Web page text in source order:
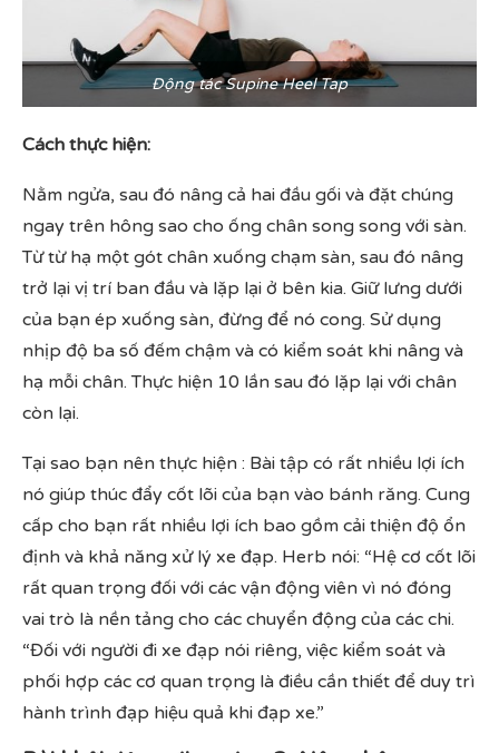
Động tác Supine Heel Tap
Cách thực hiện:
Nằm ngửa, sau đó nâng cả hai đầu gối và đặt chúng
ngay trên hông sao cho ống chân song song với sàn.
Từ từ hạ một gót chân xuống chạm sàn, sau đó nâng
trở lại vị trí ban đầu và lặp lại ở bên kia. Giữ lưng dưới
của bạn ép xuống sàn, đừng để nó cong. Sử dụng
nhịp độ ba số đếm chậm và có kiểm soát khi nâng và
hạ mỗi chân. Thực hiện 10 lần sau đó lặp lại với chân
còn lại.
Tại sao bạn nên thực hiện : Bài tập có rất nhiều lợi ích
nó giúp thúc đẩy cốt lõi của bạn vào bánh răng. Cung
cấp cho bạn rất nhiều lợi ích bao gồm cải thiện độ ổn
định và khả năng xử lý xe đạp. Herb nói: “Hệ cơ cốt lõi
rất quan trọng đối với các vận động viên vì nó đóng
vai trò là nền tảng cho các chuyển động của các chi.
“Đối với người đi xe đạp nói riêng, việc kiểm soát và
phối hợp các cơ quan trọng là điều cần thiết để duy trì
hành trình đạp hiệu quả khi đạp xe.”